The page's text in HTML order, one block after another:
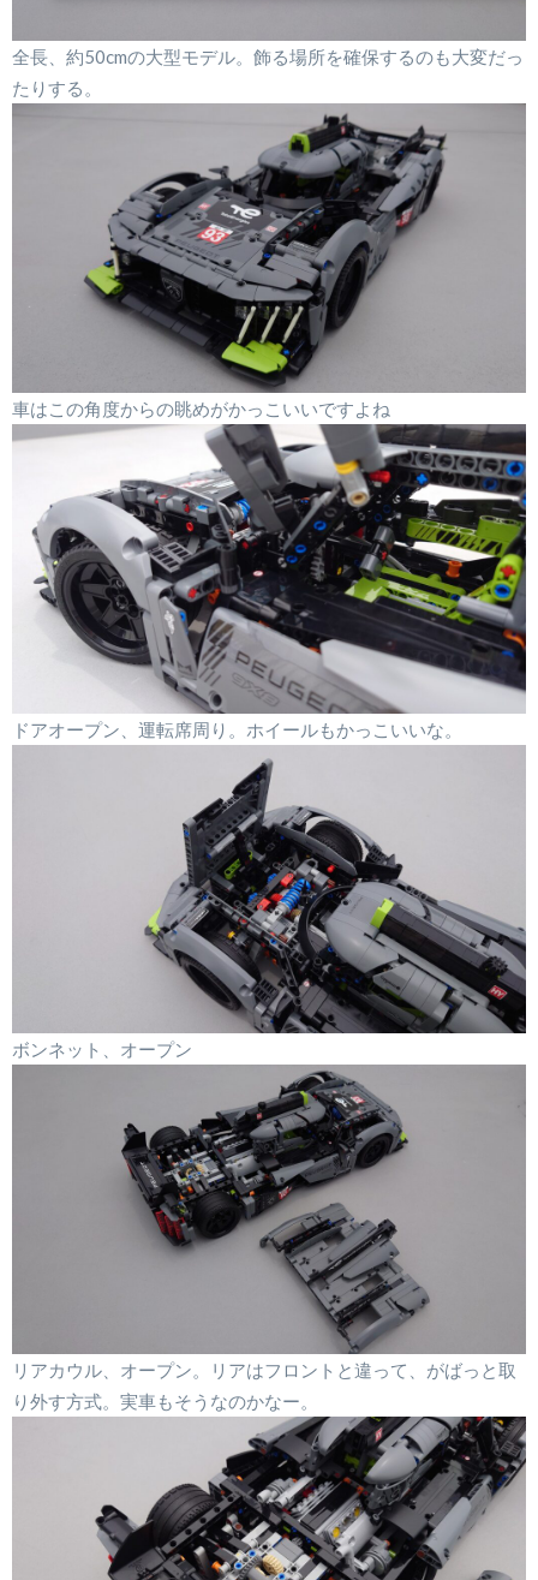
全長、約50cmの大型モデル。飾る場所を確保するのも大変だっ
たりする。
車はこの角度からの眺めがかっこいいですよね
ドアオープン、運転席周り。ホイールもかっこいいな。
ボンネット、オープン
リアカウル、オープン。リアはフロントと違って、がばっと取
り外す方式。実車もそうなのかなー。